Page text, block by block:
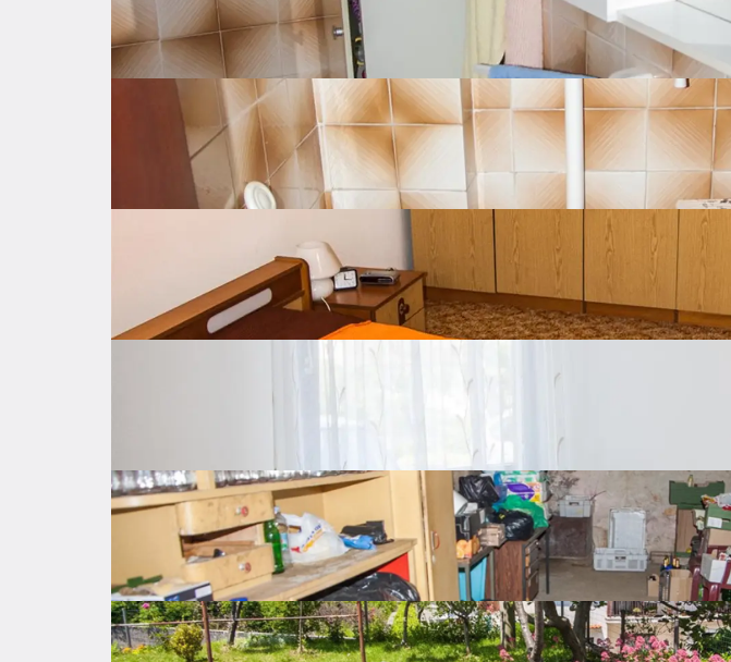
Dostupno od
Grijanje
Samostalno
Drvo
Peć na drva
Parking Privatan parking Vanjsko nenatkriveno mjesto
Unutarnje stubište Balkon
Opremljenost nekretnine
Lokacija